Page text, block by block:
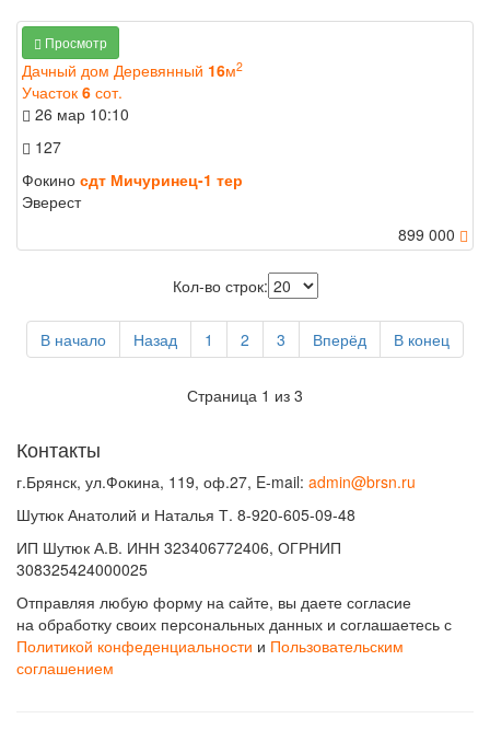
Просмотр
Дачный дом Деревянный 16м2
Участок 6 сот.
26 мар 10:10
127
Фокино сдт Мичуринец-1 тер
Эверест
899 000
Кол-во строк:
В начало Назад 1 2 3 Вперёд В конец
Страница 1 из 3
Контакты
г.Брянск, ул.Фокина, 119, оф.27, E-mail: admin@brsn.ru
Шутюк Анатолий и Наталья Т. 8-920-605-09-48
ИП Шутюк А.В. ИНН 323406772406, ОГРНИП
308325424000025
Отправляя любую форму на сайте, вы даете согласие
на обработку своих персональных данных и соглашаетесь с
Политикой конфеденциальности и Пользовательским
соглашением